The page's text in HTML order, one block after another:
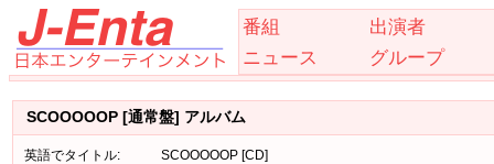
番組
出演者
ニュース
グループ
SCOOOOOP [通常盤] アルバム
英語でタイトル:
SCOOOOOP [CD]